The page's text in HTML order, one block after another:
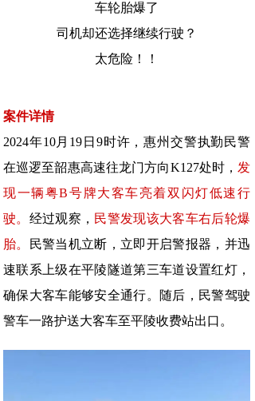
车轮胎爆了
司机却还选择继续行驶？
太危险！！
案件详情
2024年10月19日9时许，惠州交警执勤民警
在巡逻至韶惠高速往龙门方向K127处时， 发
现一辆粤B号牌大客车亮着双闪灯低速行
驶。 经过观察， 民警发现该大客车右后轮爆
胎。
民警当机立断，立即开启警报器，并迅
速联系上级在平陵隧道第三车道设置红灯，
确保大客车能够安全通行。随后，民警驾驶
警车一路护送大客车至平陵收费站出口。